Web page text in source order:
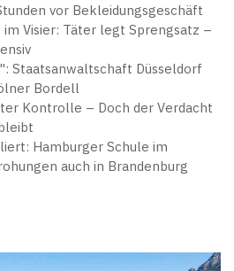
vor Bekleidungsgeschäft
Visier: Täter legt Sprengsatz –
Staatsanwaltschaft Düsseldorf
Bordell
Kontrolle – Doch der Verdacht
Hamburger Schule im
auch in Brandenburg